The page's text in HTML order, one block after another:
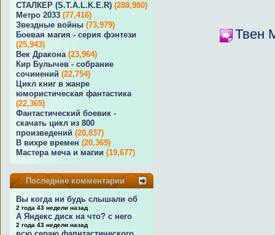
СТАЛКЕР (S.T.A.L.K.E.R) (288,980)
Метро 2033 (77,416)
Звездные войны (73,979)
Боевая магия - серия фэнтези
(25,943)
Век Дракона (23,964)
Кир Булычев - собрание
сочинений (22,754)
Цикл книг в жанре
юмористическая фантастика
(22,365)
Фантастический боевик -
скачать цикл из 800
произведений (20,837)
В вихре времен (20,369)
Мастера меча и магии (19,677)
Последние комментарии
Вы когда ни будь слышали об
2 года 43 недели назад
А Яндекс диск на что? с него
2 года 43 недели назад
Твен